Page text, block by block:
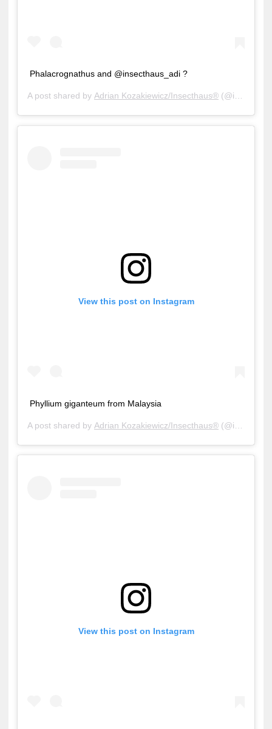
Phalacrognathus and @insecthaus_adi ?
A post shared by Adrian Kozakiewicz/Insecthaus® (@insecthaus_adi) on
View this post on Instagram
Phyllium giganteum from Malaysia
A post shared by Adrian Kozakiewicz/Insecthaus® (@insecthaus_adi) on
View this post on Instagram